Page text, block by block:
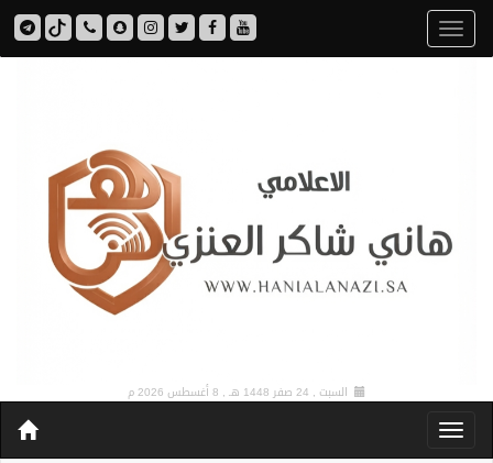
السبت , 24 صفر 1448 هـ , 8 أغسطس 2026 م